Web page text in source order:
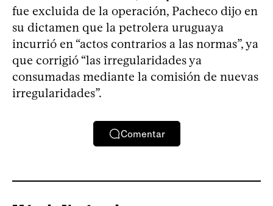
fue excluida de la operación, Pacheco dijo en
su dictamen que la petrolera uruguaya
incurrió en “actos contrarios a las normas”, ya
que corrigió “las irregularidades ya
consumadas mediante la comisión de nuevas
irregularidades”.
Comentar